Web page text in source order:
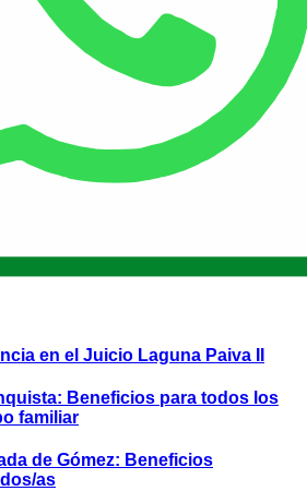
en el Juicio Laguna Paiva II
Beneficios para todos los
familiar
de Gómez: Beneficios
as